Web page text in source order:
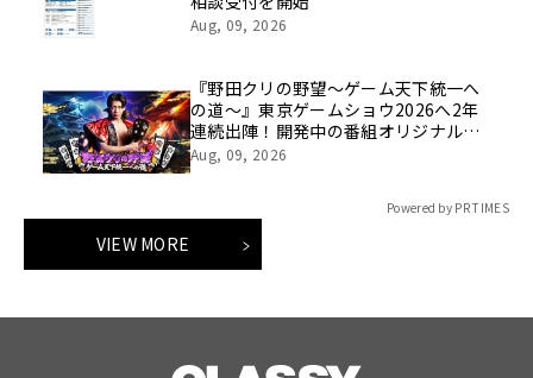
Aug, 09, 2026
『野田クリの野望～ゲーム天下統一へ
の道～』東京ゲームショウ2026へ2年
連続出陣！開発中の番組オリジナルゲ
ームを世界最速体験！失敗したら即
Aug, 09, 2026
Powered by PR TIMES
VIEW MORE